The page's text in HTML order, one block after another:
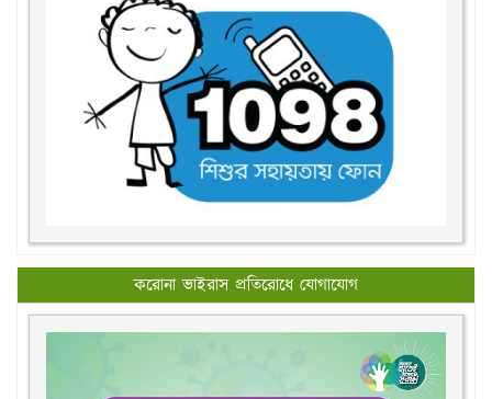
করোনা ভাইরাস প্রতিরোধে যোগাযোগ